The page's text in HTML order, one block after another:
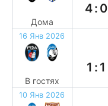
Дома
4:0
16 Янв 2026
В гостях
1:1
10 Янв 2026